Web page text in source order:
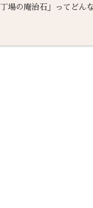
場の庵治石」ってどん